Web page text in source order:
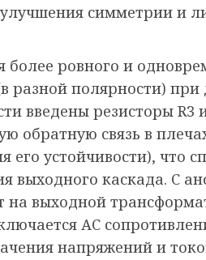
симметрии и
ровного и
разной полярности)
введены резисторы R3
обратную связь в
его устойчивости), что
выходного каскада. С
на выходной
АС
напряжений и